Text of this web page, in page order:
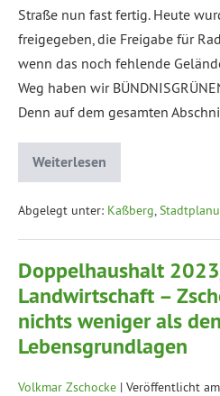
Straße nun fast fertig. Heute
freigegeben, die Freigabe für
wenn das noch fehlende
Weg haben wir
Denn auf dem gesamten
Weiterlesen
Abgelegt unter: Kaßberg,
Doppelhaushalt
Landwirtschaft –
nichts weniger als
Lebensgrundlagen
Volkmar Zschocke | Veröffentlicht am